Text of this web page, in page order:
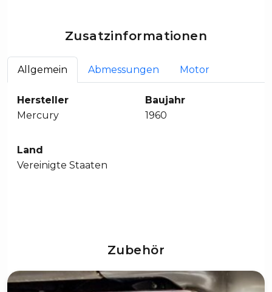
Zusatzinformationen
Allgemein Abmessungen Motor
Hersteller
Mercury
Baujahr
1960
Land
Vereinigte Staaten
Zubehör